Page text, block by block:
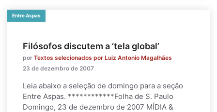
Entre Aspas
Filósofos discutem a ‘tela global’
por Textos selecionados por Luiz Antonio Magalhães
23 de dezembro de 2007
Leia abaixo a seleção de domingo para a seção
Entre Aspas. ************Folha de S. Paulo
Domingo, 23 de dezembro de 2007 MÍDIA &